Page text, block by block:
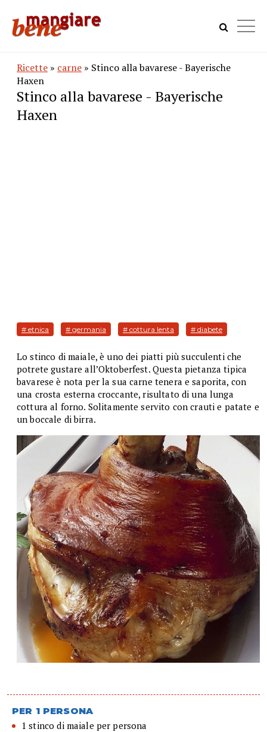
Ricette » carne » Stinco alla bavarese - Bayerische
Haxen
Stinco alla bavarese - Bayerische
Haxen
# etnica # germania # cottura lenta # diabete
Lo stinco di maiale, è uno dei piatti più succulenti che
potrete gustare all’Oktoberfest. Questa pietanza tipica
bavarese è nota per la sua carne tenera e saporita, con
una crosta esterna croccante, risultato di una lunga
cottura al forno. Solitamente servito con crauti e patate e
un boccale di birra.
PER 1 PERSONA
1 stinco di maiale per persona